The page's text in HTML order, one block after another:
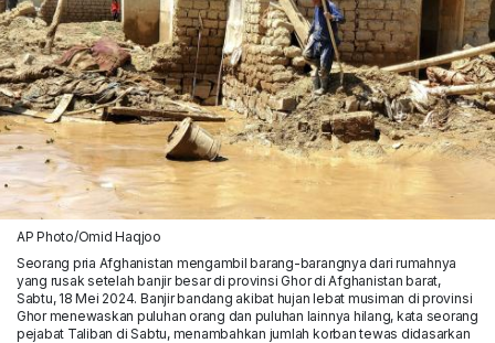
AP Photo/Omid Haqjoo
Seorang pria Afghanistan mengambil barang-barangnya dari rumahnya
yang rusak setelah banjir besar di provinsi Ghor di Afghanistan barat,
Sabtu, 18 Mei 2024. Banjir bandang akibat hujan lebat musiman di provinsi
Ghor menewaskan puluhan orang dan puluhan lainnya hilang, kata seorang
pejabat Taliban di Sabtu, menambahkan jumlah korban tewas didasarkan